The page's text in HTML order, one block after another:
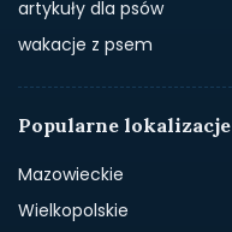
artykuły dla psów
wakacje z psem
Popularne lokalizacje
Mazowieckie
Wielkopolskie